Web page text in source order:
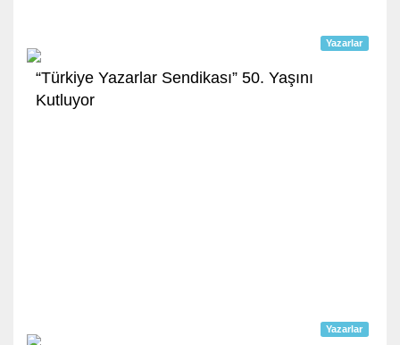
Yazarlar
“Türkiye Yazarlar Sendikası” 50. Yaşını
Kutluyor
Yazarlar